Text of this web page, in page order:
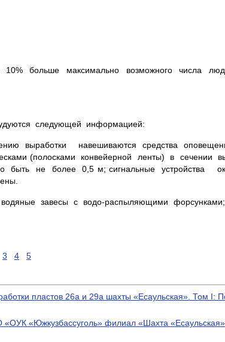
10% больше максимально возможного числа
следующей информацией:
выработки навешиваются средства
(полосками конвейерной ленты) в сечении
быть не более 0,5 м; сигнальные устройства
завесы с водо-распыляющими форсунками;
3 4 5
пластов 26а и 29а шахты «Есаульская». Том I:
«Южкузбассуголь» филиал «Шахта «Есаульская»